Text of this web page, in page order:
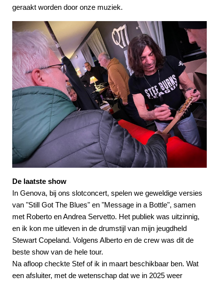
geraakt worden door onze muziek.
De laatste show
In Genova, bij ons slotconcert, spelen we geweldige versies
van "Still Got The Blues" en "Message in a Bottle", samen
met Roberto en Andrea Servetto. Het publiek was uitzinnig,
en ik kon me uitleven in de drumstijl van mijn jeugdheld
Stewart Copeland. Volgens Alberto en de crew was dit de
beste show van de hele tour.
Na afloop checkte Stef of ik in maart beschikbaar ben. Wat
een afsluiter, met de wetenschap dat we in 2025 weer